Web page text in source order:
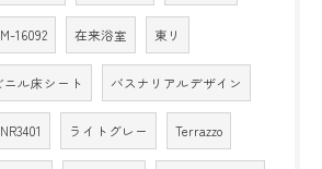
16092 在来浴室 東リ
ニル床シート バスナリアルデザイン
ライトグレー Terrazzo